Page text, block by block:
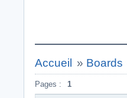
Accueil » Boards
Pages : 1